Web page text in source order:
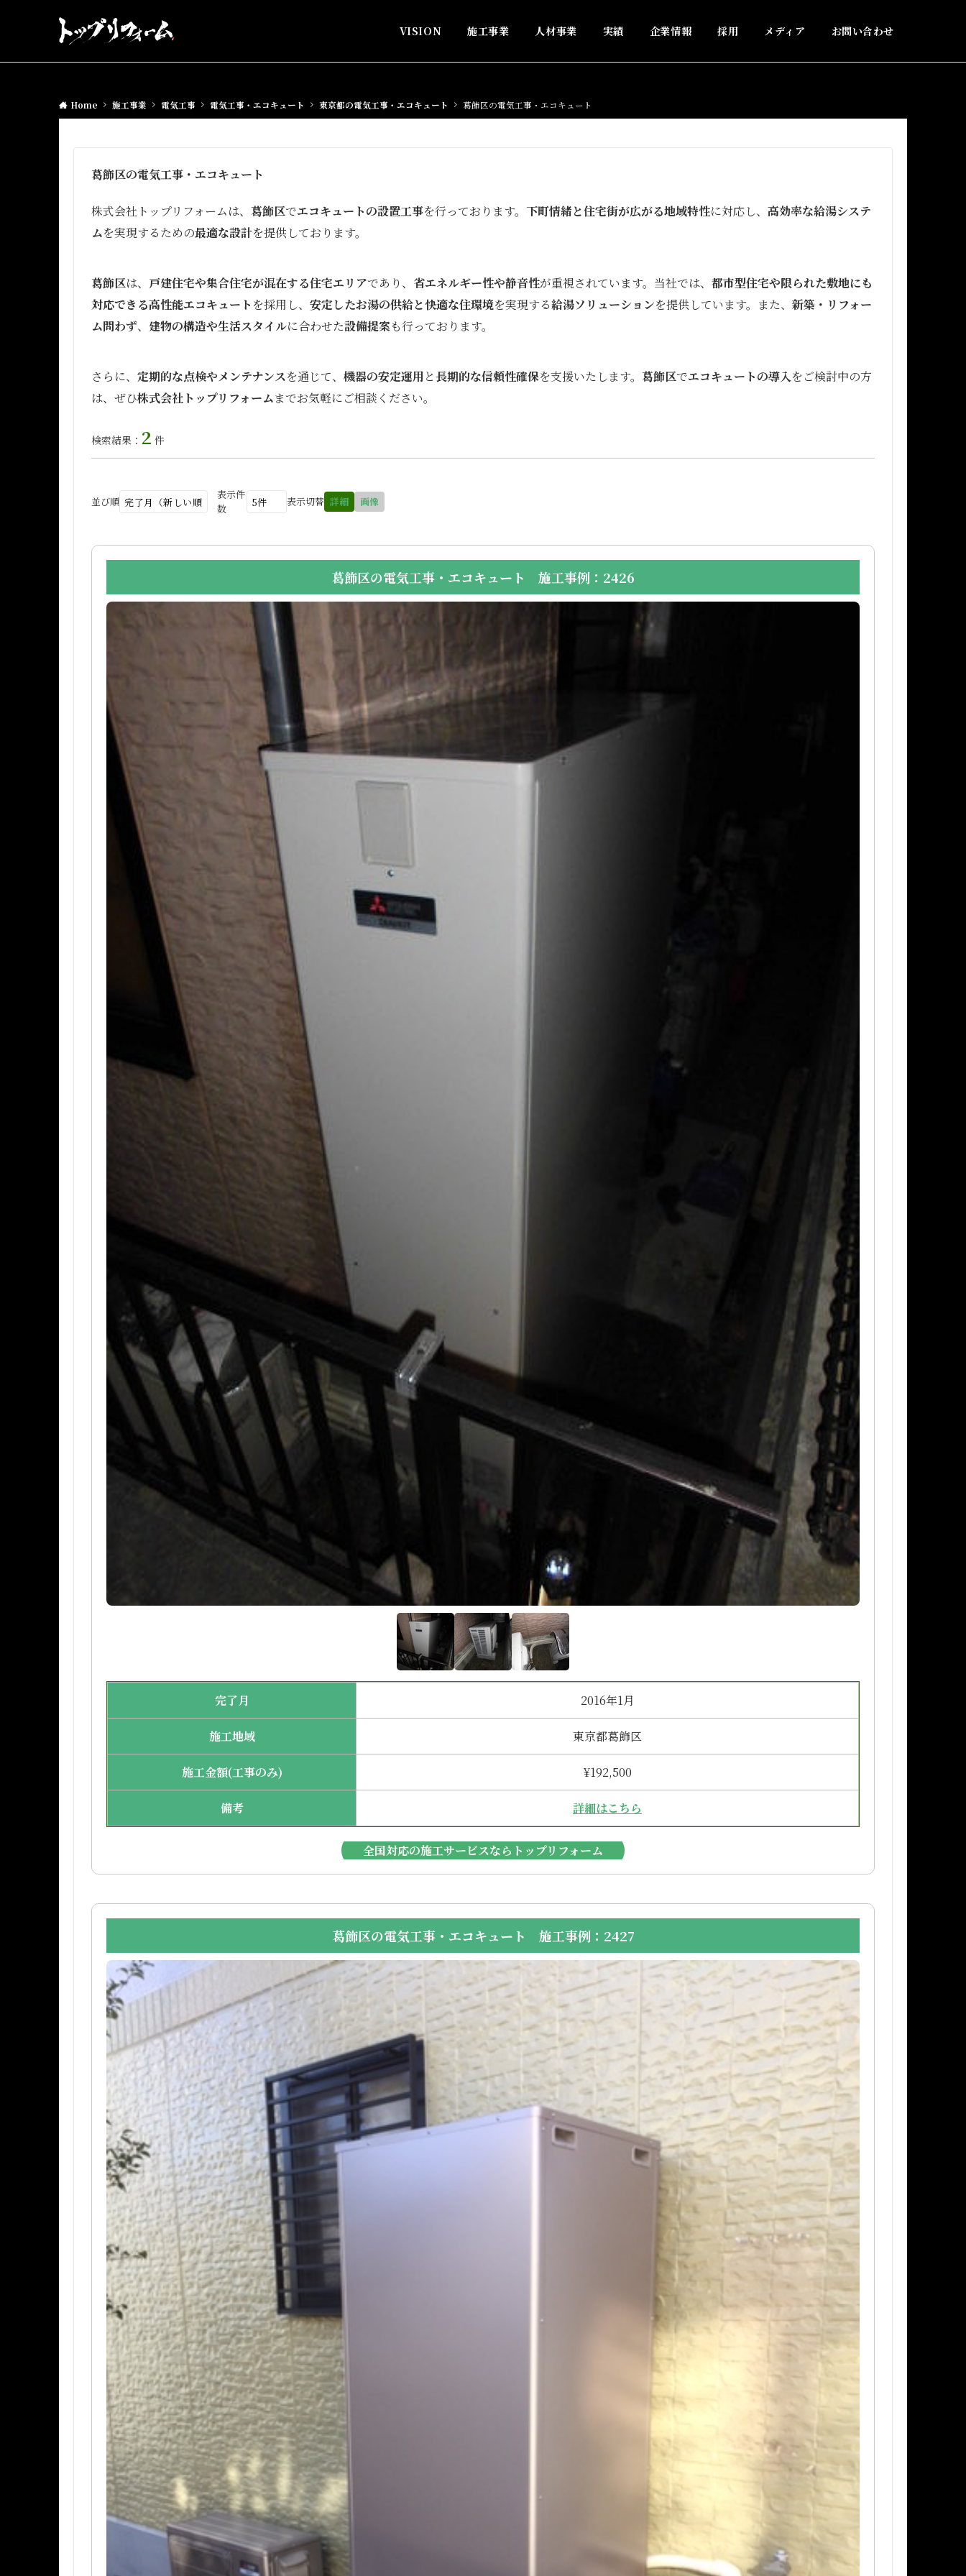
VISION 施工事業 人材事業 実績 企業情報 採用 メディア お問い合わせ
Home 施工事業 電気工事 電気工事・エコキュート 東京都の電気工事・エコキュート 葛飾区の電気工事・エコキュート
葛飾区の電気工事・エコキュート
株式会社トップリフォームは、 葛飾区でエコキュートの設置工事を行っております。 下町情緒と住宅街が広がる地域特性に対応し、 高効率な給湯システ
ムを実現するための最適な設計を提供しております。
葛飾区は、 戸建住宅や集合住宅が混在する住宅エリアであり、 省エネルギー性や静音性が重視されています。当社では、 都市型住宅や限られた敷地にも
対応できる高性能エコキュート を採用し、 安定したお湯の供給と快適な住環境を実現する給湯ソリューションを提供しています。また、 新築・リフォー
ム問わず、 建物の構造や生活スタイルに合わせた設備提案も行っております。
さらに、 定期的な点検やメンテナンスを通じて、 機器の安定運用と長期的な信頼性確保を支援いたします。 葛飾区でエコキュートの導入をご検討中の方
は、ぜひ株式会社トップリフォームまでお気軽にご相談ください。
検索結果： 2 件
並び順
表示件
数
表示切替 詳細 画像
葛飾区の電気工事・エコキュート 施工事例：2426
完了月 2016年1月
施工地域 東京都葛飾区
施工金額(工事のみ) ¥192,500
備考 詳細はこちら
全国対応の施工サービスならトップリフォーム
葛飾区の電気工事・エコキュート 施工事例：2427